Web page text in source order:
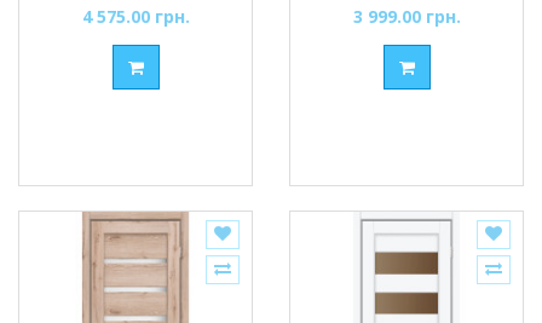
4 575.00 грн.
3 999.00 грн.